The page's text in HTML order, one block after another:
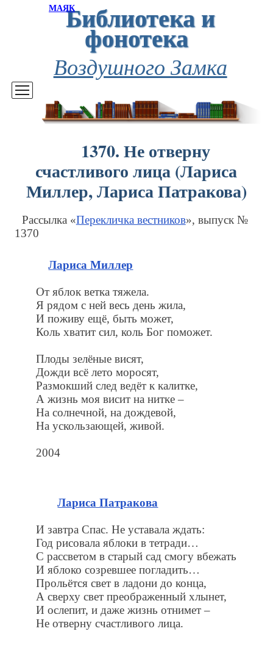
МАЯКБиблиотека и
фонотека
Воздушного Замка
1370. Не отверну
счастливого лица (Лариса
Миллер, Лариса Патракова)
Рассылка «Перекличка вестников», выпуск №
1370
Лариса Миллер
От яблок ветка тяжела.
Я рядом с ней весь день жила,
И поживу ещё, быть может,
Коль хватит сил, коль Бог поможет.
Плоды зелёные висят,
Дожди всё лето моросят,
Размокший след ведёт к калитке,
А жизнь моя висит на нитке –
На солнечной, на дождевой,
На ускользающей, живой.
2004
Лариса Патракова
И завтра Спас. Не уставала ждать:
Год рисовала яблоки в тетради…
С рассветом в старый сад смогу вбежать
И яблоко созревшее погладить…
Прольётся свет в ладони до конца,
А сверху свет преображенный хлынет,
И ослепит, и даже жизнь отнимет –
Не отверну счастливого лица.